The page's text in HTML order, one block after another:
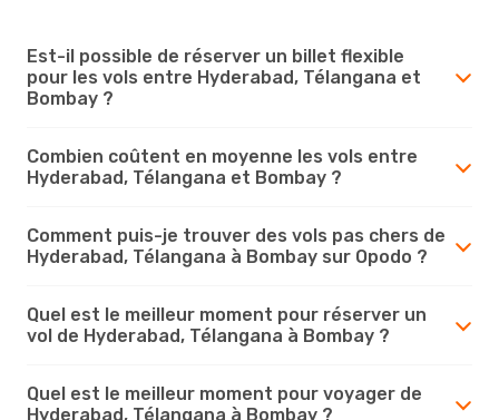
Est-il possible de réserver un billet flexible
pour les vols entre Hyderabad, Télangana et
Bombay ?
Combien coûtent en moyenne les vols entre
Hyderabad, Télangana et Bombay ?
Comment puis-je trouver des vols pas chers de
Hyderabad, Télangana à Bombay sur Opodo ?
Quel est le meilleur moment pour réserver un
vol de Hyderabad, Télangana à Bombay ?
Quel est le meilleur moment pour voyager de
Hyderabad, Télangana à Bombay ?